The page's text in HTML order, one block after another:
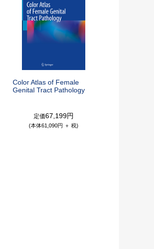
Color Atlas of Female
Genital Tract Pathology
定価67,199円
(本体61,090円 ＋ 税)